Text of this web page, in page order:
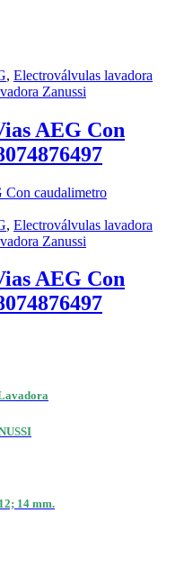
, Electroválvulas lavadora
Zanussi
AEG Con
, Electroválvulas lavadora
Zanussi
AEG Con
14 mm.